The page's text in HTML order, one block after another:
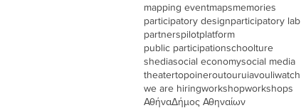
mapping eventmapsmemories
participatory designparticipatory lab
partnerspilotplatform
public participationschoolture
shediasocial economysocial media
theatertopoineroutouruiavouliwatch
we are hiringworkshopworkshops
ΑθήναΔήμος Αθηναίων